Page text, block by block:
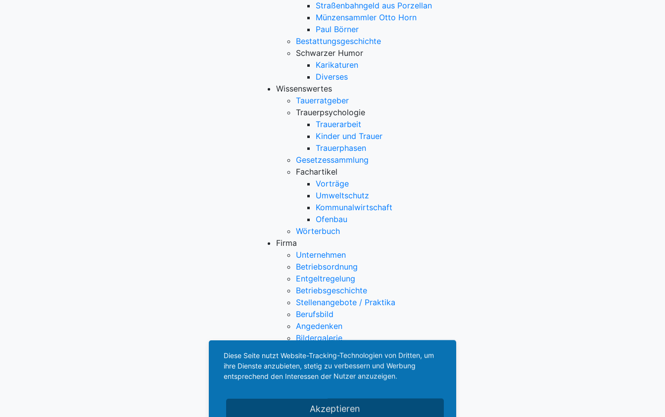
Straßenbahngeld aus Porzellan
Münzensammler Otto Horn
Paul Börner
Bestattungsgeschichte
Schwarzer Humor
Karikaturen
Diverses
Wissenswertes
Tauerratgeber
Trauerpsychologie
Trauerarbeit
Kinder und Trauer
Trauerphasen
Gesetzessammlung
Fachartikel
Vorträge
Umweltschutz
Kommunalwirtschaft
Ofenbau
Wörterbuch
Firma
Unternehmen
Betriebsordnung
Entgeltregelung
Betriebsgeschichte
Stellenangebote / Praktika
Berufsbild
Angedenken
Bildergalerie
Öffnungszeiten & Kontakt
Wegweiser/Anfahrt
Friedhöfe in unserer Gegend
Friedhöfe im Umland
Bestattungswälder
Diese Seite nutzt Website-Tracking-Technologien von Dritten, um
ihre Dienste anzubieten, stetig zu verbessern und Werbung
entsprechend den Interessen der Nutzer anzuzeigen.
Akzeptieren